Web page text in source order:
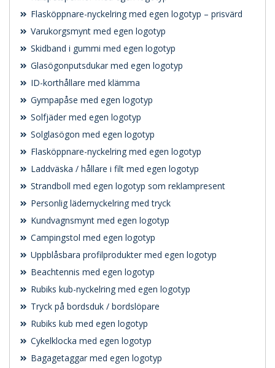
Flasköppnare-nyckelring med egen logotyp – prisvärd
Varukorgsmynt med egen logotyp
Skidband i gummi med egen logotyp
Glasögonputsdukar med egen logotyp
ID-korthållare med klämma
Gympapåse med egen logotyp
Solfjäder med egen logotyp
Solglasögon med egen logotyp
Flasköppnare-nyckelring med egen logotyp
Laddväska / hållare i filt med egen logotyp
Strandboll med egen logotyp som reklampresent
Personlig lädernyckelring med tryck
Kundvagnsmynt med egen logotyp
Campingstol med egen logotyp
Uppblåsbara profilprodukter med egen logotyp
Beachtennis med egen logotyp
Rubiks kub-nyckelring med egen logotyp
Tryck på bordsduk / bordslöpare
Rubiks kub med egen logotyp
Cykelklocka med egen logotyp
Bagagetaggar med egen logotyp